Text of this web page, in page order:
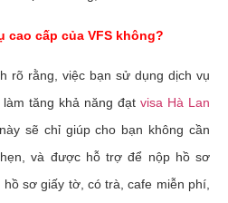
cao cấp của VFS không?
rõ rằng, việc bạn sử dụng dịch vụ
tăng khả năng đạt visa Hà Lan
sẽ chỉ giúp cho bạn không cần
và được hỗ trợ để nộp hồ sơ
sơ giấy tờ, có trà, cafe miễn phí,